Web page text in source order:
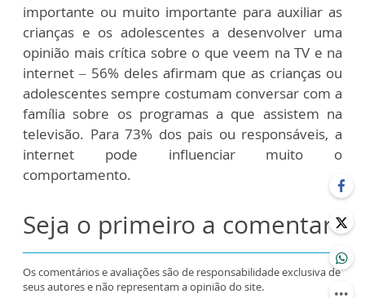
importante ou muito importante para auxiliar as
crianças e os adolescentes a desenvolver uma
opinião mais crítica sobre o que veem na TV e na
internet – 56% deles afirmam que as crianças ou
adolescentes sempre costumam conversar com a
família sobre os programas a que assistem na
televisão. Para 73% dos pais ou responsáveis, a
internet pode influenciar muito o
comportamento.
Seja o primeiro a comentar
Os comentários e avaliações são de responsabilidade exclusiva de
seus autores e não representam a opinião do site.